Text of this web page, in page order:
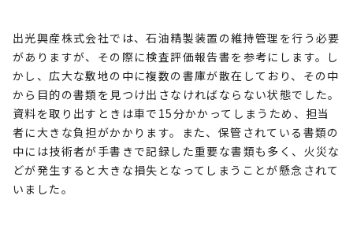
出光興産株式会社では、石油精製装置の維持管理を行う必要
がありますが、その際に検査評価報告書を参考にします。し
かし、広大な敷地の中に複数の書庫が散在しており、その中
から目的の書類を見つけ出さなければならない状態でした。
資料を取り出すときは車で 15分かかってしまうため、担当
者に大きな負担がかかります。また、保管されている書類の
中には技術者が手書きで記録した重要な書類も多く、火災な
どが発生すると大きな損失となってしまうことが懸念されて
いました。